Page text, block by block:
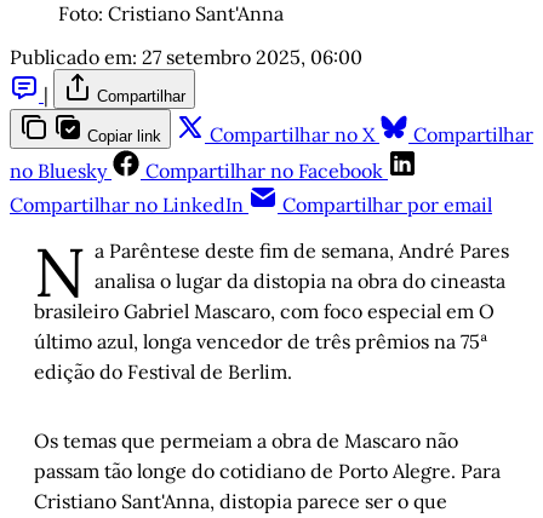
Foto: Cristiano Sant'Anna
Publicado em: 27 setembro 2025, 06:00
|
Compartilhar
Copiar link Compartilhar no X
Compartilhar
no Bluesky
Compartilhar no Facebook
Compartilhar no LinkedIn
Compartilhar por email
N a Parêntese deste fim de semana, André Pares
analisa o lugar da distopia na obra do cineasta
brasileiro Gabriel Mascaro, com foco especial em O
último azul, longa vencedor de três prêmios na 75ª
edição do Festival de Berlim.
Os temas que permeiam a obra de Mascaro não
passam tão longe do cotidiano de Porto Alegre. Para
Cristiano Sant'Anna, distopia parece ser o que